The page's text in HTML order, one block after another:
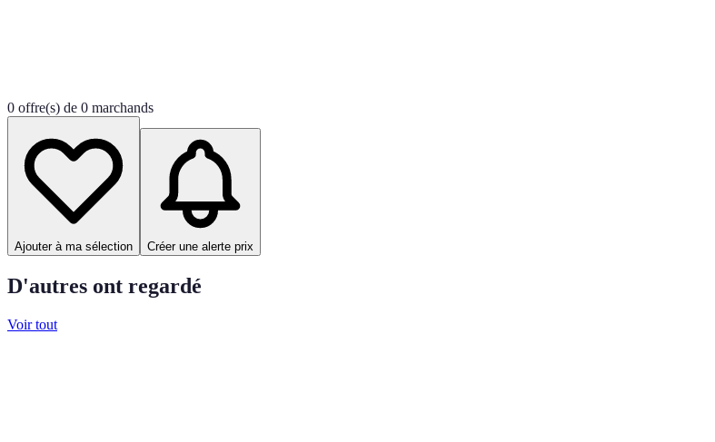
0 offre(s) de 0 marchands
Ajouter à ma sélection Créer une alerte prix
D'autres ont regardé
Voir tout